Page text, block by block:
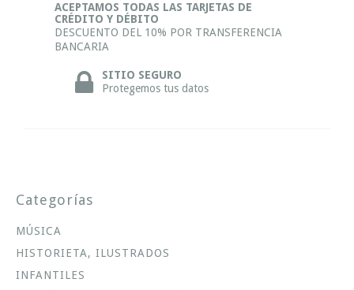
ACEPTAMOS TODAS LAS TARJETAS DE
CRÉDITO Y DÉBITO
DESCUENTO DEL 10% POR TRANSFERENCIA
BANCARIA
SITIO SEGURO
Protegemos tus datos
Categorías
MÚSICA
HISTORIETA, ILUSTRADOS
INFANTILES